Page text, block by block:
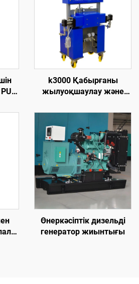
k3000 Қабырғаны
жылуоқшаулау және
жоғары қысымды
полиуретан көбік ұстау
машинасы
Өнеркәсіптік дизельді
генератор жиынтығы